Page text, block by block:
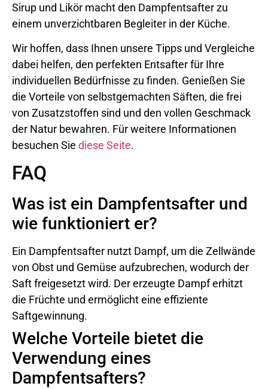
Sirup und Likör macht den Dampfentsafter zu
einem unverzichtbaren Begleiter in der Küche.
Wir hoffen, dass Ihnen unsere Tipps und Vergleiche
dabei helfen, den perfekten Entsafter für Ihre
individuellen Bedürfnisse zu finden. Genießen Sie
die Vorteile von selbstgemachten Säften, die frei
von Zusatzstoffen sind und den vollen Geschmack
der Natur bewahren. Für weitere Informationen
besuchen Sie diese Seite.
FAQ
Was ist ein Dampfentsafter und
wie funktioniert er?
Ein Dampfentsafter nutzt Dampf, um die Zellwände
von Obst und Gemüse aufzubrechen, wodurch der
Saft freigesetzt wird. Der erzeugte Dampf erhitzt
die Früchte und ermöglicht eine effiziente
Saftgewinnung.
Welche Vorteile bietet die
Verwendung eines
Dampfentsafters?